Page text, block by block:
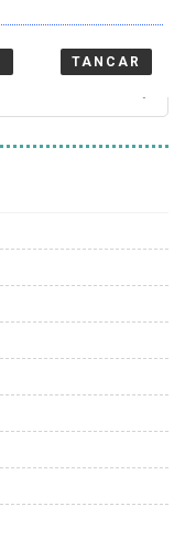
TANCAR